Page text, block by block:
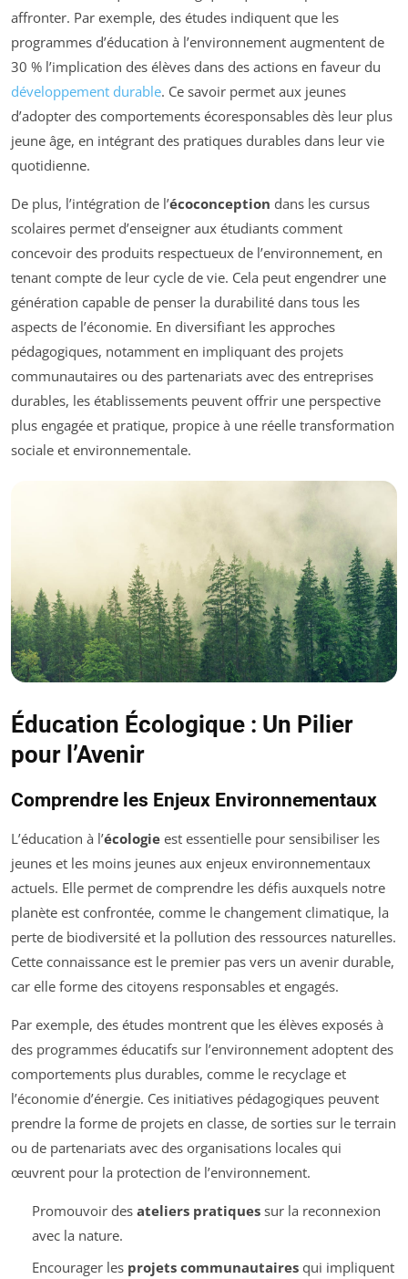
affronter. Par exemple, des études indiquent que les
programmes d’éducation à l’environnement augmentent de
30 % l’implication des élèves dans des actions en faveur du
développement durable. Ce savoir permet aux jeunes
d’adopter des comportements écoresponsables dès leur plus
jeune âge, en intégrant des pratiques durables dans leur vie
quotidienne.
De plus, l’intégration de l’écoconception dans les cursus
scolaires permet d’enseigner aux étudiants comment
concevoir des produits respectueux de l’environnement, en
tenant compte de leur cycle de vie. Cela peut engendrer une
génération capable de penser la durabilité dans tous les
aspects de l’économie. En diversifiant les approches
pédagogiques, notamment en impliquant des projets
communautaires ou des partenariats avec des entreprises
durables, les établissements peuvent offrir une perspective
plus engagée et pratique, propice à une réelle transformation
sociale et environnementale.
Éducation Écologique : Un Pilier
pour l’Avenir
Comprendre les Enjeux Environnementaux
L’éducation à l’écologie est essentielle pour sensibiliser les
jeunes et les moins jeunes aux enjeux environnementaux
actuels. Elle permet de comprendre les défis auxquels notre
planète est confrontée, comme le changement climatique, la
perte de biodiversité et la pollution des ressources naturelles.
Cette connaissance est le premier pas vers un avenir durable,
car elle forme des citoyens responsables et engagés.
Par exemple, des études montrent que les élèves exposés à
des programmes éducatifs sur l’environnement adoptent des
comportements plus durables, comme le recyclage et
l’économie d’énergie. Ces initiatives pédagogiques peuvent
prendre la forme de projets en classe, de sorties sur le terrain
ou de partenariats avec des organisations locales qui
œuvrent pour la protection de l’environnement.
Promouvoir des ateliers pratiquessur la reconnexion
avec la nature.
Encourager les projets communautairesqui impliquent